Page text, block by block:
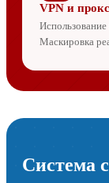
VPN и
Маскировка
Система